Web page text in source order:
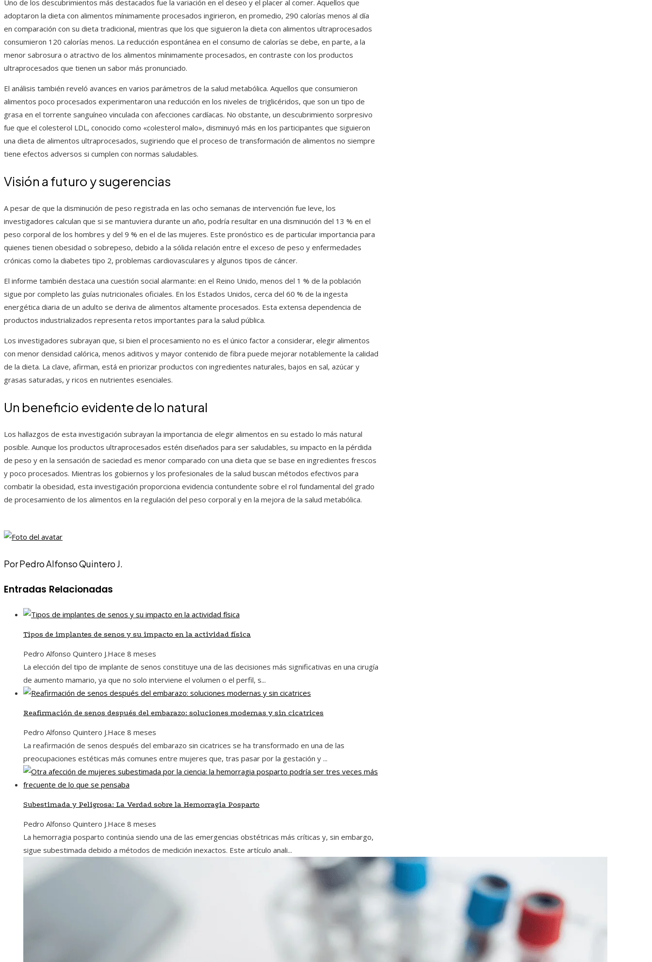
Uno de los descubrimientos más destacados fue la variación en el deseo y el placer al comer. Aquellos que
adoptaron la dieta con alimentos mínimamente procesados ingirieron, en promedio, 290 calorías menos al día
en comparación con su dieta tradicional, mientras que los que siguieron la dieta con alimentos ultraprocesados
consumieron 120 calorías menos. La reducción espontánea en el consumo de calorías se debe, en parte, a la
menor sabrosura o atractivo de los alimentos mínimamente procesados, en contraste con los productos
ultraprocesados que tienen un sabor más pronunciado.
El análisis también reveló avances en varios parámetros de la salud metabólica. Aquellos que consumieron
alimentos poco procesados experimentaron una reducción en los niveles de triglicéridos, que son un tipo de
grasa en el torrente sanguíneo vinculada con afecciones cardíacas. No obstante, un descubrimiento sorpresivo
fue que el colesterol LDL, conocido como «colesterol malo», disminuyó más en los participantes que siguieron
una dieta de alimentos ultraprocesados, sugiriendo que el proceso de transformación de alimentos no siempre
tiene efectos adversos si cumplen con normas saludables.
Visión a futuro y sugerencias
A pesar de que la disminución de peso registrada en las ocho semanas de intervención fue leve, los
investigadores calculan que si se mantuviera durante un año, podría resultar en una disminución del 13 % en el
peso corporal de los hombres y del 9 % en el de las mujeres. Este pronóstico es de particular importancia para
quienes tienen obesidad o sobrepeso, debido a la sólida relación entre el exceso de peso y enfermedades
crónicas como la diabetes tipo 2, problemas cardiovasculares y algunos tipos de cáncer.
El informe también destaca una cuestión social alarmante: en el Reino Unido, menos del 1 % de la población
sigue por completo las guías nutricionales oficiales. En los Estados Unidos, cerca del 60 % de la ingesta
energética diaria de un adulto se deriva de alimentos altamente procesados. Esta extensa dependencia de
productos industrializados representa retos importantes para la salud pública.
Los investigadores subrayan que, si bien el procesamiento no es el único factor a considerar, elegir alimentos
con menor densidad calórica, menos aditivos y mayor contenido de fibra puede mejorar notablemente la calidad
de la dieta. La clave, afirman, está en priorizar productos con ingredientes naturales, bajos en sal, azúcar y
grasas saturadas, y ricos en nutrientes esenciales.
Un beneficio evidente de lo natural
Los hallazgos de esta investigación subrayan la importancia de elegir alimentos en su estado lo más natural
posible. Aunque los productos ultraprocesados estén diseñados para ser saludables, su impacto en la pérdida
de peso y en la sensación de saciedad es menor comparado con una dieta que se base en ingredientes frescos
y poco procesados. Mientras los gobiernos y los profesionales de la salud buscan métodos efectivos para
combatir la obesidad, esta investigación proporciona evidencia contundente sobre el rol fundamental del grado
de procesamiento de los alimentos en la regulación del peso corporal y en la mejora de la salud metabólica.
Por Pedro Alfonso Quintero J.
Entradas Relacionadas
Tipos de implantes de senos y su impacto en la actividad física
Pedro Alfonso Quintero J.Hace 8 meses
La elección del tipo de implante de senos constituye una de las decisiones más significativas en una cirugía
de aumento mamario, ya que no solo interviene el volumen o el perfil, s...
Reafirmación de senos después del embarazo: soluciones modernas y sin cicatrices
Pedro Alfonso Quintero J.Hace 8 meses
La reafirmación de senos después del embarazo sin cicatrices se ha transformado en una de las
preocupaciones estéticas más comunes entre mujeres que, tras pasar por la gestación y ...
Subestimada y Peligrosa: La Verdad sobre la Hemorragia Posparto
Pedro Alfonso Quintero J.Hace 8 meses
La hemorragia posparto continúa siendo una de las emergencias obstétricas más críticas y, sin embargo,
sigue subestimada debido a métodos de medición inexactos. Este artículo anali...